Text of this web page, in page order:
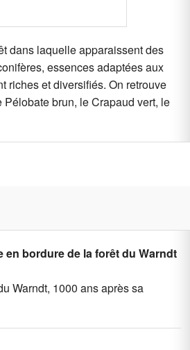
dans laquelle apparaissent des
essences adaptées aux
riches et diversifiés. On retrouve
brun, le Crapaud vert, le
bordure de la forêt du Warndt
Warndt, 1000 ans après sa